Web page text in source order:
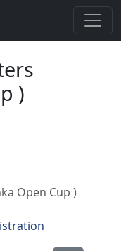
)
Open Cup )